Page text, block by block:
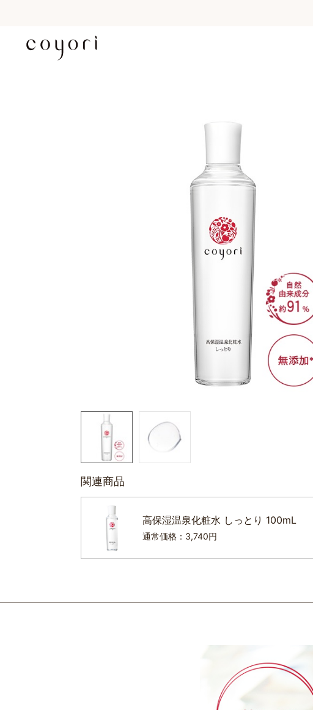
関連商品
高保湿温泉化粧水 しっとり 100mL
通常価格：3,740円